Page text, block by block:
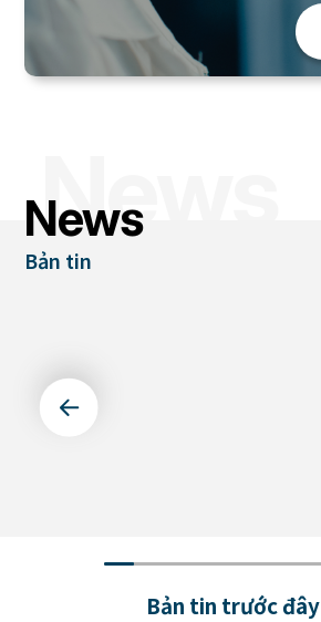
News
News
Bản tin
Bản tin trước đây